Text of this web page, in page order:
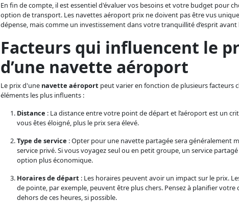
En fin de compte, il est essentiel d'évaluer vos besoins et votre budget pour
option de transport. Les navettes aéroport prix ne doivent pas être vus
dépense, mais comme un investissement dans votre tranquillité d’esprit avant
Facteurs qui influencent le
d’une navette aéroport
Le prix d'une navette aéroport peut varier en fonction de plusieurs facteurs
éléments les plus influents :
Distance : La distance entre votre point de départ et l’aéroport est un
vous êtes éloigné, plus le prix sera élevé.
Type de service : Opter pour une navette partagée sera généralement
service privé. Si vous voyagez seul ou en petit groupe, un service
option plus économique.
Horaires de départ : Les horaires peuvent avoir un impact sur le prix.
de pointe, par exemple, peuvent être plus chers. Pensez à planifier votre
dehors de ces heures, si possible.